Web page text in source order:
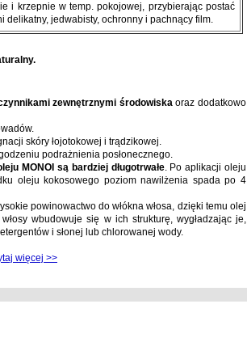
i krzepnie w temp. pokojowej, przybierając postać
delikatny, jedwabisty, ochronny i pachnący film.
zewnętrznymi środowiskaoraz dodatkowo
skóry łojotokowej i trądzikowej.
podrażnienia posłonecznego.
MONOI są bardziej długotrwałe. Po aplikacji oleju
oleju kokosowego poziom nawilżenia spada po 4
powinowactwo do włókna włosa, dzięki temu olej
wbudowuje się w ich strukturę, wygładzając je,
i słonej lub chlorowanej wody.
więcej >>